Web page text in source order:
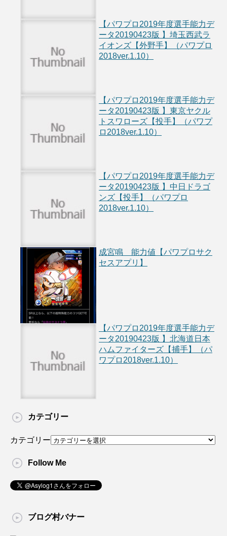
【パワプロ2019年度選手能力デ
ータ20190423版 】埼玉西武ラ
イオンズ【外野手】（パワプロ
2018ver.1.10）
【パワプロ2019年度選手能力デ
ータ20190423版 】東京ヤクル
トスワローズ【投手】（パワプ
ロ2018ver.1.10）
【パワプロ2019年度選手能力デ
ータ20190423版 】中日ドラゴ
ンズ【投手】（パワプロ
2018ver.1.10）
成宮鳴 能力値【パワプロサク
セスアプリ】
【パワプロ2019年度選手能力デ
ータ20190423版 】北海道日本
ハムファイターズ【捕手】（パ
ワプロ2018ver.1.10）
カテゴリー
カテゴリー
Follow Me
ブログ村バナー